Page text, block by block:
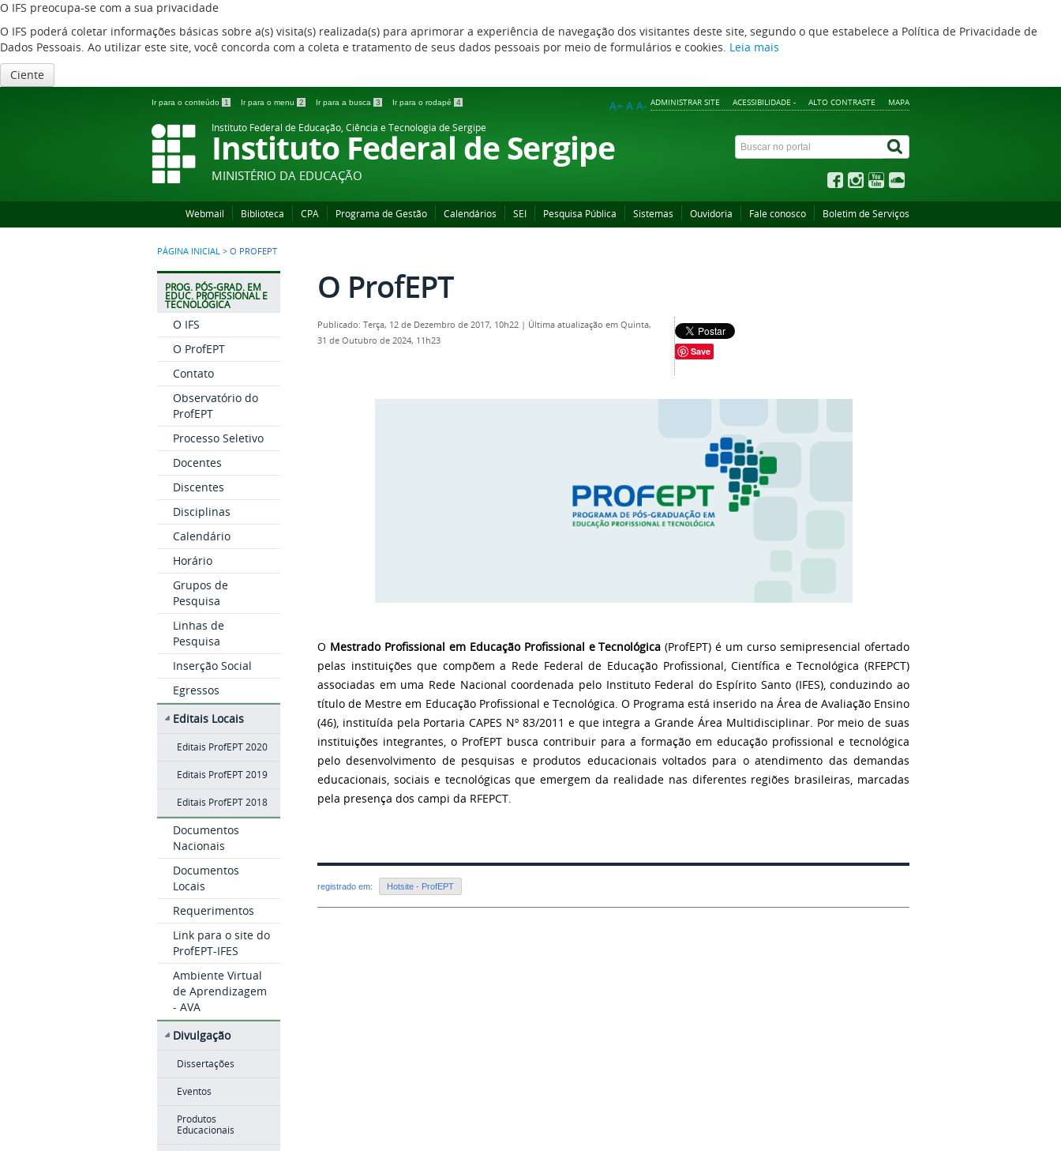
O IFS preocupa-se com a sua privacidade
O IFS poderá coletar informações básicas sobre a(s) visita(s) realizada(s) para aprimorar a experiência de navegação dos visitantes deste site, segundo o que estabelece a Política de Privacidade de
Dados Pessoais. Ao utilizar este site, você concorda com a coleta e tratamento de seus dados pessoais por meio de formulários e cookies. Leia mais
Ciente
Ir para o conteúdo 1 Ir para o menu 2 Ir para a busca 3 Ir para o rodapé 4 ADMINISTRAR SITE ACESSIBILIDADE - ALTO CONTRASTE MAPA
A+ A A-
Instituto Federal de Educação, Ciência e Tecnologia de Sergipe
Instituto Federal de Sergipe
MINISTÉRIO DA EDUCAÇÃO
Webmail Biblioteca CPA Programa de Gestão Calendários SEI Pesquisa Pública Sistemas Ouvidoria Fale conosco Boletim de Serviços
PÁGINA INICIAL > O PROFEPT
PROG. PÓS-GRAD. EM
EDUC. PROFISSIONAL E
TECNOLÓGICA
O IFS
O ProfEPT
Contato
Observatório do
ProfEPT
Processo Seletivo
Docentes
Discentes
Disciplinas
Calendário
Horário
Grupos de
Pesquisa
Linhas de
Pesquisa
Inserção Social
Egressos
Editais Locais
Editais ProfEPT 2020
Editais ProfEPT 2019
Editais ProfEPT 2018
Documentos
Nacionais
Documentos
Locais
Requerimentos
Link para o site do
ProfEPT-IFES
Ambiente Virtual
de Aprendizagem
- AVA
Divulgação
Dissertações
Eventos
Produtos
Educacionais
O ProfEPT
Publicado: Terça, 12 de Dezembro de 2017, 10h22 | Última atualização em Quinta,
31 de Outubro de 2024, 11h23
Save
O Mestrado Profissional em Educação Profissional e Tecnológica (ProfEPT) é um curso semipresencial ofertado
pelas instituições que compõem a Rede Federal de Educação Profissional, Científica e Tecnológica (RFEPCT)
associadas em uma Rede Nacional coordenada pelo Instituto Federal do Espírito Santo (IFES), conduzindo ao
título de Mestre em Educação Profissional e Tecnológica. O Programa está inserido na Área de Avaliação Ensino
(46), instituída pela Portaria CAPES Nº 83/2011 e que integra a Grande Área Multidisciplinar. Por meio de suas
instituições integrantes, o ProfEPT busca contribuir para a formação em educação profissional e tecnológica
pelo desenvolvimento de pesquisas e produtos educacionais voltados para o atendimento das demandas
educacionais, sociais e tecnológicas que emergem da realidade nas diferentes regiões brasileiras, marcadas
pela presença dos campi da RFEPCT.
registrado em: Hotsite - ProfEPT